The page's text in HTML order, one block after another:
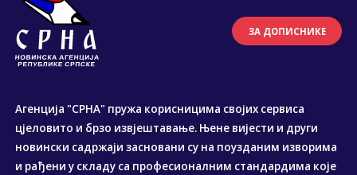
ЗА ДОПИСНИКЕ
Агенција "СРНА" пружа корисницима својих сервиса
цјеловито и брзо извјештавање. Њене вијести и други
новински садржаји засновани су на поузданим изворима
и рађени у складу са професионалним стандардима које